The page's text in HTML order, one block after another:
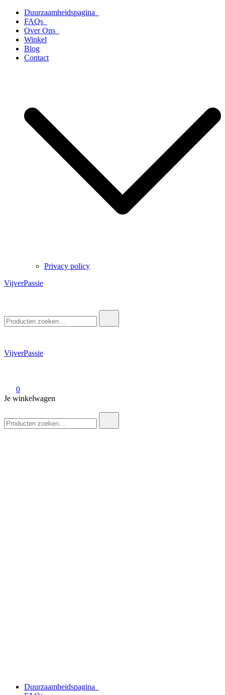
naar
inhoud
Duurzaamheidspagina
FAQs
Over Ons
Winkel
Blog
Contact
Privacy policy
VijverPassie
naar:
VijverPassie
0
Je winkelwagen
naar:
Duurzaamheidspagina